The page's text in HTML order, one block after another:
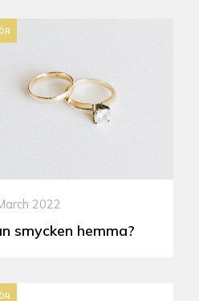
2022
smycken hemma?